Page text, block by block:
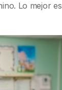
Lo mejor es